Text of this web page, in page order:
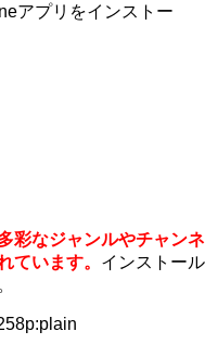
アプリをインストー
彩なジャンルやチャンネ
ています。 インストール